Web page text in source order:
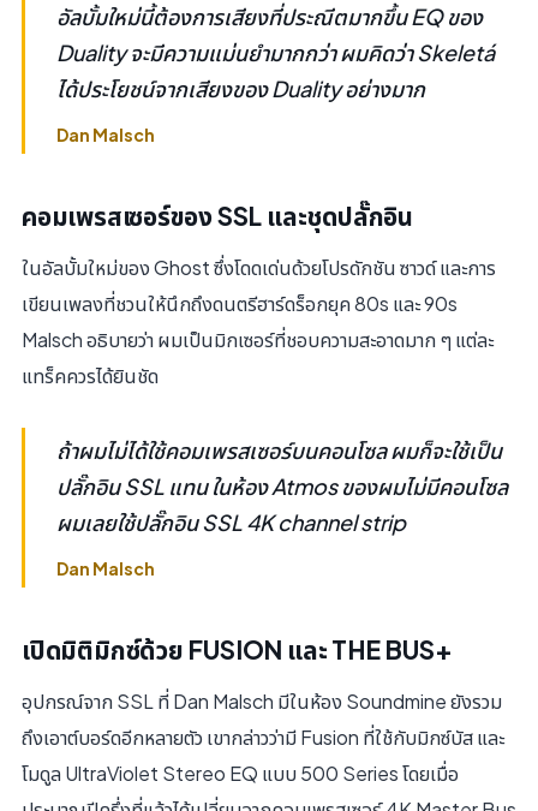
อัลบั้มใหม่นี้ต้องการเสียงที่ประณีตมากขึ้น EQ ของ
Duality จะมีความแม่นยำมากกว่า ผมคิดว่า Skeletá
ได้ประโยชน์จากเสียงของ Duality อย่างมาก
Dan Malsch
คอมเพรสเซอร์ของ SSL และชุดปลั๊กอิน
ในอัลบั้มใหม่ของ Ghost ซึ่งโดดเด่นด้วยโปรดักชัน ซาวด์ และการ
เขียนเพลงที่ชวนให้นึกถึงดนตรีฮาร์ดร็อกยุค 80s และ 90s
Malsch อธิบายว่า ผมเป็นมิกเซอร์ที่ชอบความสะอาดมาก ๆ แต่ละ
แทร็คควรได้ยินชัด
ถ้าผมไม่ได้ใช้คอมเพรสเซอร์บนคอนโซล ผมก็จะใช้เป็น
ปลั๊กอิน SSL แทน ในห้อง Atmos ของผมไม่มีคอนโซล
ผมเลยใช้ปลั๊กอิน SSL 4K channel strip
Dan Malsch
เปิดมิติมิกซ์ด้วย FUSION และ THE BUS+
อุปกรณ์จาก SSL ที่ Dan Malsch มีในห้อง Soundmine ยังรวม
ถึงเอาต์บอร์ดอีกหลายตัว เขากล่าวว่ามี Fusion ที่ใช้กับมิกซ์บัส และ
โมดูล UltraViolet Stereo EQ แบบ 500 Series โดยเมื่อ